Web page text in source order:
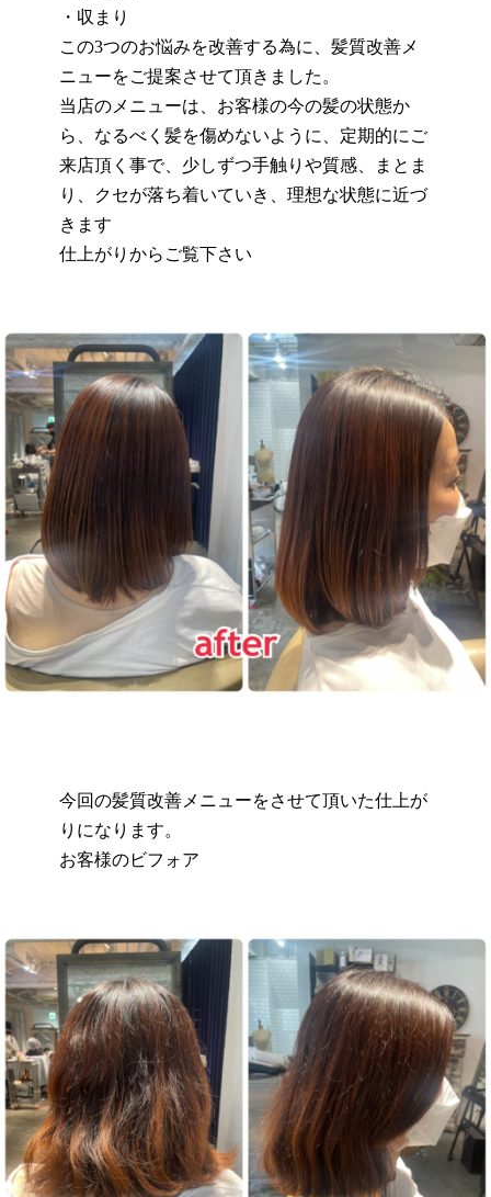
・収まり
この3つのお悩みを改善する為に、髪質改善メ
ニューをご提案させて頂きました。
当店のメニューは、お客様の今の髪の状態か
ら、なるべく髪を傷めないように、定期的にご
来店頂く事で、少しずつ手触りや質感、まとま
り、クセが落ち着いていき、理想な状態に近づ
きます
仕上がりからご覧下さい
今回の髪質改善メニューをさせて頂いた仕上が
りになります。
お客様のビフォア